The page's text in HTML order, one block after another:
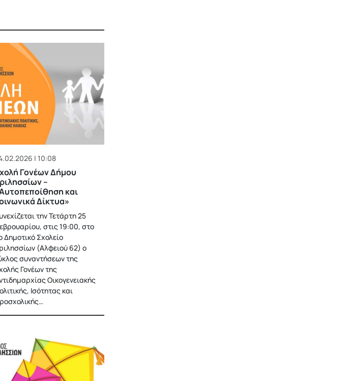
| 10:08
Γονέων Δήμου
–
και
Δίκτυα»
την Τετάρτη 25
στις 19:00, στο
Δημοτικό Σχολείο
(Αλφειού 62) ο
συναντήσεων της
Γονέων της
Οικογενειακής
Ισότητας και